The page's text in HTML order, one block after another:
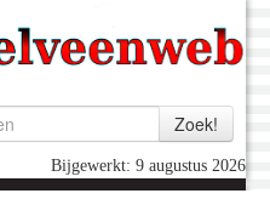
Bijgewerkt: 9 augustus 2026